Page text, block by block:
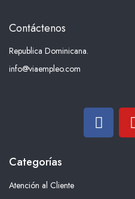
Contáctenos
Republica Dominicana.
info@viaempleo.com
Categorías
Atención al Cliente